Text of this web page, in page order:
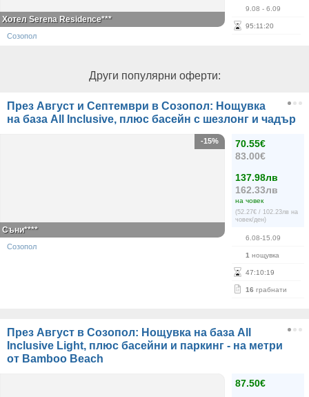
9.08 - 6.09
95:11 :20
Хотел Serena Residence***
Созопол
Други популярни оферти:
През Август и Септември в Созопол: Нощувка
на база All Inclusive, плюс басейн с шезлонг и чадър
70.55€
83.00€
137.98лв
162.33лв
на човек
(52.27€ / 102.23лв на
човек/ден)
6.08-15.09
1 нощувка
47:10:19
16 грабнати
-15%
Съни****
Созопол
През Август в Созопол: Нощувка на база All
Inclusive Light, плюс басейни и паркинг - на метри
от Bamboo Beach
87.50€